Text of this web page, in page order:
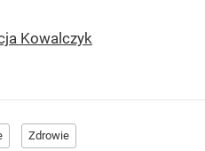
Kowalczyk
Zdrowie